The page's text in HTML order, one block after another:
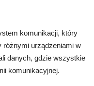
komunikacji, który
różnymi urządzeniami w
danych, gdzie wszystkie
komunikacyjnej.